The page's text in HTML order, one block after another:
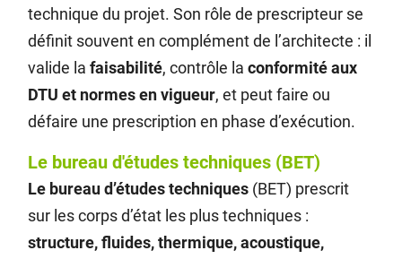
technique du projet. Son rôle de prescripteur se
définit souvent en complément de l’architecte : il
valide lafaisabilité, contrôle laconformité aux
DTU et normes en vigueur, et peut faire ou
défaire une prescription en phase d’exécution.
Le bureau d'études techniques (BET)
Le bureau d’études techniques (BET) prescrit
sur les corps d’état les plus techniques :
structure, fluides, thermique, acoustique,